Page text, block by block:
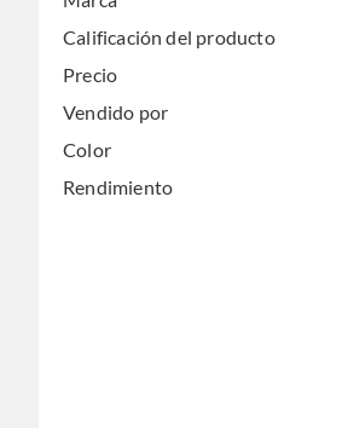
Calificación del producto
Precio
Vendido por
Color
Rendimiento